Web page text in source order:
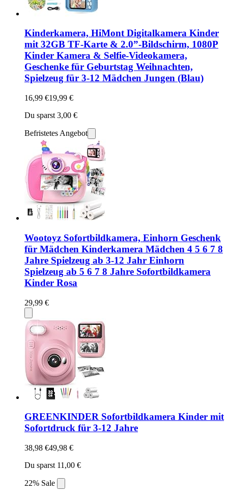
Kinderkamera, HiMont Digitalkamera Kinder
mit 32GB TF-Karte & 2.0”-Bildschirm, 1080P
Kinder Kamera & Selfie-Videokamera,
Geschenke für Geburtstag Weihnachten,
Spielzeug für 3-12 Mädchen Jungen (Blau)
16,99 €19,99 €
Du sparst 3,00 €
Befristetes Angebot
Wootoyz Sofortbildkamera, Einhorn Geschenk
für Mädchen Kinderkamera Mädchen 4 5 6 7 8
Jahre Spielzeug ab 3-12 Jahr Einhorn
Spielzeug ab 5 6 7 8 Jahre Sofortbildkamera
Kinder Rosa
29,99 €
GREENKINDER Sofortbildkamera Kinder mit
Sofortdruck für 3-12 Jahre
38,98 €49,98 €
Du sparst 11,00 €
22% Sale